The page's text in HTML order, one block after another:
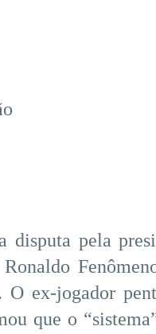
disputa pela
O ex-jogador
que o